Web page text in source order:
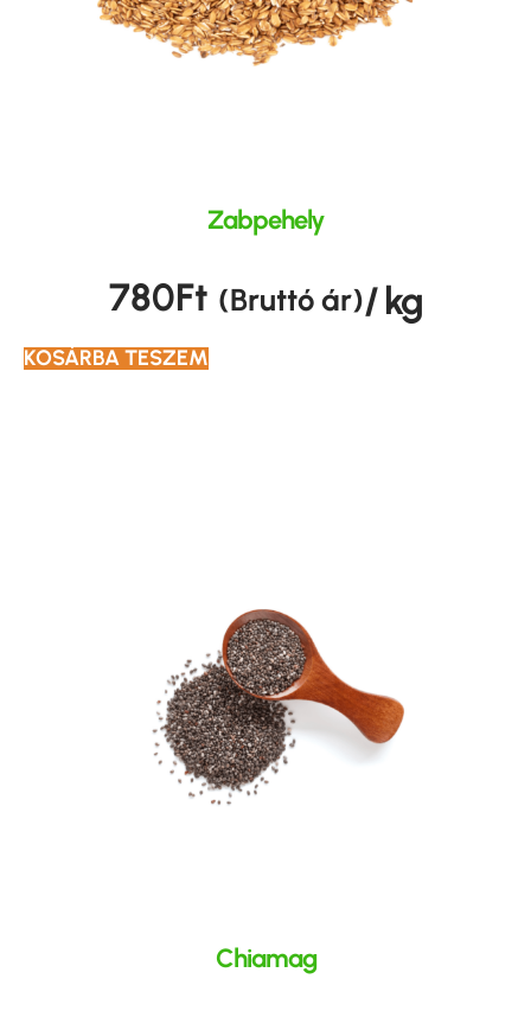
Zabpehely
780Ft (Bruttó ár)/ kg
KOSÁRBA TESZEM
Chiamag